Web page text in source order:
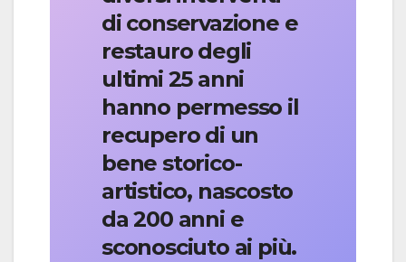
di conservazione e
restauro degli
ultimi 25 anni
hanno permesso il
recupero di un
bene storico-
artistico, nascosto
da 200 anni e
sconosciuto ai più.